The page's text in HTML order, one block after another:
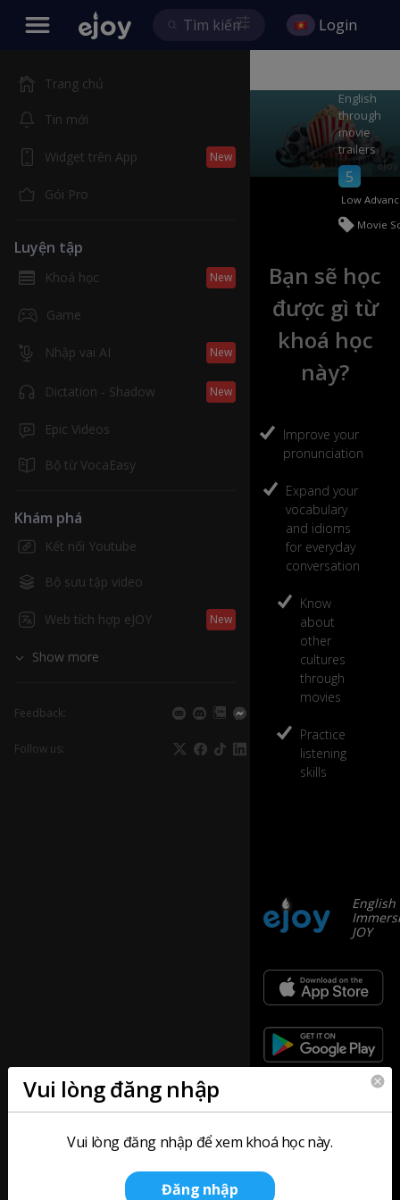
Trang chủ
Tin mới
Widget trên App New
Gói Pro
Luyện tập
Khoá học New
Game
Nhập vai AI New
Dictation - Shadow New
Epic Videos
Bộ từ VocaEasy
Khám phá
Kết nối Youtube
Bộ sưu tập video
Web tích hợp eJOY New
Show more
Feedback:
Follow us:
LoginMovie
English
through
movie
trailers
5
Low
Movie
Play
Bạn sẽ học
được gì từ
khoá học
này?
Improve your
pronunciation
Expand your
vocabulary
and idioms
for everyday
conversation
Know
about
other
cultures
through
movies
Practice
listening
skills
English
JOY
ty
Vui lòng đăng nhập
Vui lòng đăng nhập để xem khoá học này.
Đăng nhập